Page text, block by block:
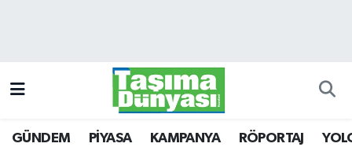
GÜNDEM PİYASA KAMPANYA RÖPORTAJ
KAMPANYA
Trafik Durumu
Süper Lig Puan Durumu ve Fikstür